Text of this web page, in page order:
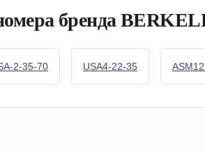
бренда
2-35-70 USA4-22-35